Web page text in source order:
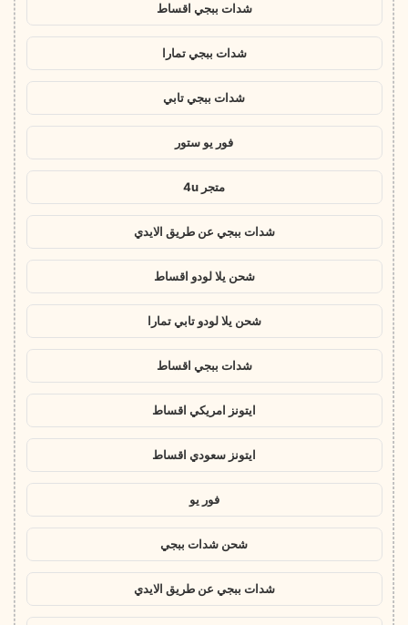
شدات ببجي اقساط
شدات ببجي تمارا
شدات ببجي تابي
فور يو ستور
متجر 4u
شدات ببجي عن طريق الايدي
شحن يلا لودو اقساط
شحن يلا لودو تابي تمارا
شدات ببجي اقساط
ايتونز امريكي اقساط
ايتونز سعودي اقساط
فور يو
شحن شدات ببجي
شدات ببجي عن طريق الايدي